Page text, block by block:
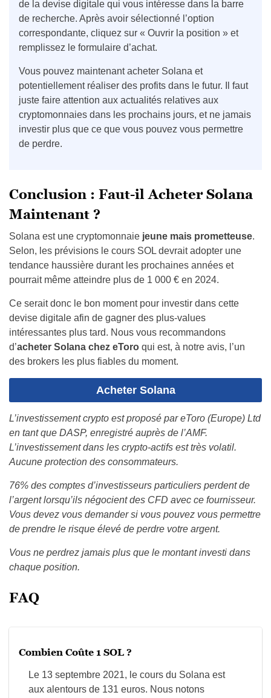
de la devise digitale qui vous intéresse dans la barre
de recherche. Après avoir sélectionné l’option
correspondante, cliquez sur « Ouvrir la position » et
remplissez le formulaire d’achat.
Vous pouvez maintenantacheter Solana et
potentiellement réaliser des profits dans le futur. Il faut
juste faire attention aux actualités relatives aux
cryptomonnaies dans les prochains jours, et ne jamais
investir plus que ce que vous pouvez vous permettre
de perdre.
Conclusion : Faut-il Acheter Solana
Maintenant ?
Solana est une cryptomonnaie jeune mais prometteuse.
Selon, les prévisions le cours SOL devrait adopter une
tendance haussière durant les prochaines années et
pourrait même atteindre plus de 1 000 € en 2024.
Ce serait donc le bon moment pour investir dans cette
devise digitale afin de gagner des plus-values
intéressantes plus tard. Nous vous recommandons
d’acheter Solana chez eToro qui est, à notre avis, l’un
des brokers les plus fiables du moment.
Acheter Solana
L’investissement crypto est proposé par eToro (Europe) Ltd
en tant que DASP, enregistré auprès de l’AMF.
L’investissement dans les crypto-actifs est très volatil.
Aucune protection des consommateurs.
76% des comptes d’investisseurs particuliers perdent de
l’argent lorsqu’ils négocient des CFD avec ce fournisseur.
Vous devez vous demander si vous pouvez vous permettre
de prendre le risque élevé de perdre votre argent.
Vous ne perdrez jamais plus que le montant investi dans
chaque position.
FAQ
Combien Coûte 1 SOL ?
Le 13 septembre 2021, le cours du Solana est
aux alentours de 131 euros. Nous notons